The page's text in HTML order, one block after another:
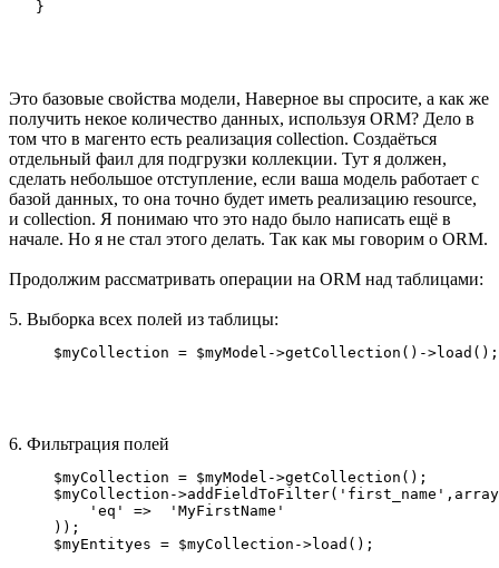
Это базовые свойства модели, Наверное вы спросите, а как же
получить некое количество данных, используя ORM? Дело в
том что в магенто есть реализация collection. Создаёться
отдельный фаил для подгрузки коллекции. Тут я должен,
сделать небольшое отступление, если ваша модель работает с
базой данных, то она точно будет иметь реализацию resource,
и collection. Я понимаю что это надо было написать ещё в
начале. Но я не стал этого делать. Так как мы говорим о ORM.
Продолжим рассматривать операции на ORM над таблицами:
5. Выборка всех полей из таблицы:
6. Фильтрация полей
     $myCollection = $myModel->getCollection();
$myCollection-
         'eq' =>  'MyFirstName'
     ));